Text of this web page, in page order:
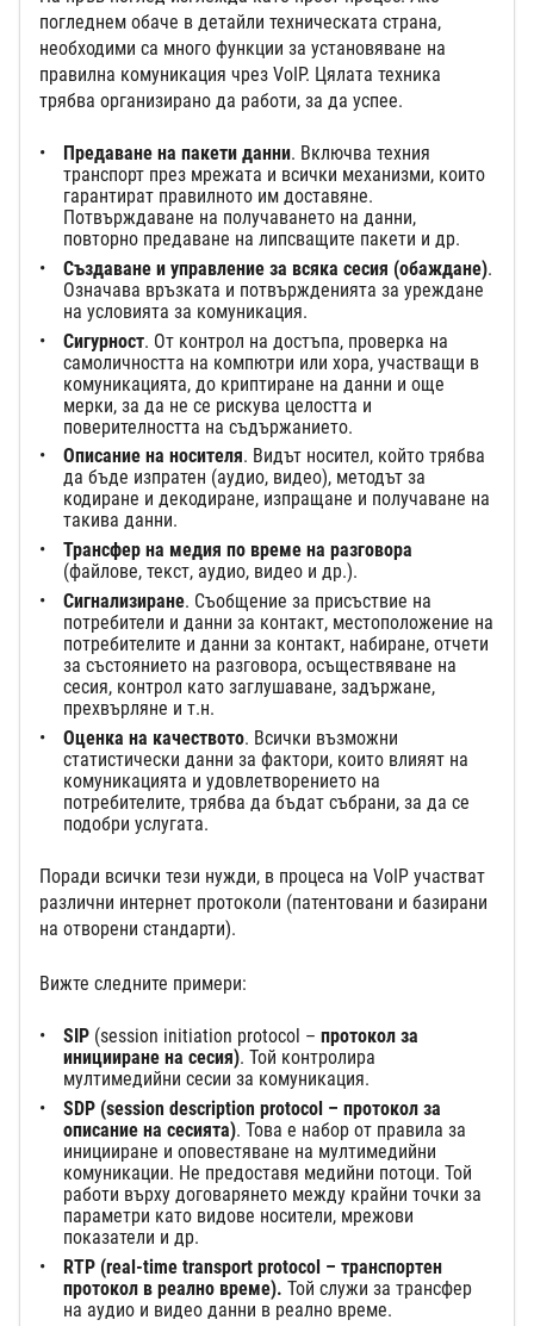
погледнем обаче в детайли техническата страна,
необходими са много функции за установяване на
правилна комуникация чрез VoIP. Цялата техника
трябва организирано да работи, за да успее.
Предаване на пакети данни. Включва техния
транспорт през мрежата и всички механизми, които
гарантират правилното им доставяне.
Потвърждаване на получаването на данни,
повторно предаване на липсващите пакети и др.
Създаване и управление за всяка сесия (обаждане).
Означава връзката и потвържденията за уреждане
на условията за комуникация.
Сигурност. От контрол на достъпа, проверка на
самоличността на компютри или хора, участващи в
комуникацията, до криптиране на данни и още
мерки, за да не се рискува целостта и
поверителността на съдържанието.
Описание на носителя. Видът носител, който трябва
да бъде изпратен (аудио, видео), методът за
кодиране и декодиране, изпращане и получаване на
такива данни.
Трансфер на медия по време на разговора
(файлове, текст, аудио, видео и др.).
Сигнализиране. Съобщение за присъствие на
потребители и данни за контакт, местоположение на
потребителите и данни за контакт, набиране, отчети
за състоянието на разговора, осъществяване на
сесия, контрол като заглушаване, задържане,
прехвърляне и т.н.
Оценка на качеството. Всички възможни
статистически данни за фактори, които влияят на
комуникацията и удовлетворението на
потребителите, трябва да бъдат събрани, за да се
подобри услугата.
Поради всички тези нужди, в процеса на VoIP участват
различни интернет протоколи (патентовани и базирани
на отворени стандарти).
Вижте следните примери:
SIP (session initiation protocol – протокол за
иницииране на сесия). Той контролира
мултимедийни сесии за комуникация.
SDP (session description protocol – протокол за
описание на сесията). Това е набор от правила за
иницииране и оповестяване на мултимедийни
комуникации. Не предоставя медийни потоци. Той
работи върху договарянето между крайни точки за
параметри като видове носители, мрежови
показатели и др.
RTP (real-time transport protocol – транспортен
протокол в реално време). Той служи за трансфер
на аудио и видео данни в реално време.